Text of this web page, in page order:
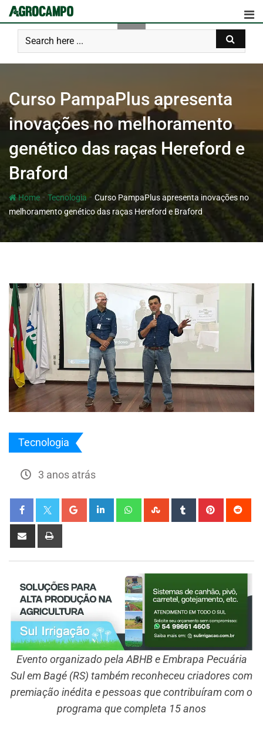
Curso PampaPlus apresenta
inovações no melhoramento
genético das raças Hereford e
Braford
Home- Tecnologia - Curso PampaPlus apresenta inovações no
melhoramento genético das raças Hereford e Braford
Tecnologia
3 anos atrás
Evento organizado pela ABHB e Embrapa Pecuária
Sul em Bagé (RS) também reconheceu criadores com
premiação inédita e pessoas que contribuíram com o
programa que completa 15 anos